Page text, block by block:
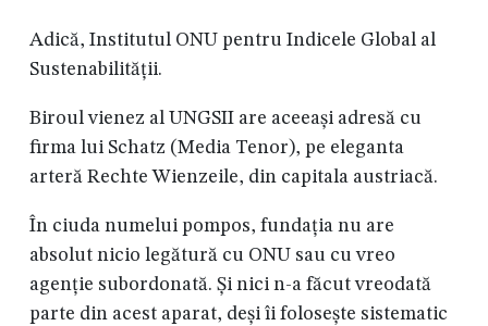
Adică, Institutul ONU pentru Indicele Global al
Sustenabilităţii.
Biroul vienez al UNGSII are aceeași adresă cu
firma lui Schatz (Media Tenor), pe eleganta
arteră Rechte Wienzeile, din capitala austriacă.
În ciuda numelui pompos, fundația nu are
absolut nicio legătură cu ONU sau cu vreo
agenție subordonată. Și nici n-a făcut vreodată
parte din acest aparat, deși îi folosește sistematic